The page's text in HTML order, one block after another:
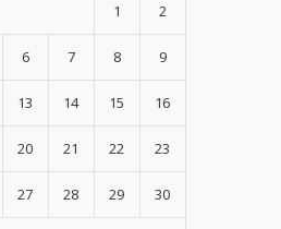
1 2
6 7 8 9
13 14 15 16
20 21 22 23
27 28 29 30